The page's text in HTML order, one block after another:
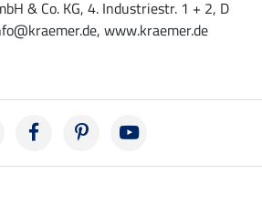
& Co. KG, 4. Industriestr. 1 + 2, D
www.kraemer.de